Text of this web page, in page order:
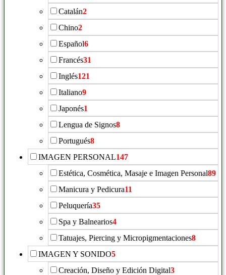
Catalán2
Chino2
Español6
Francés31
Inglés121
Italiano9
Japonés1
Lengua de Signos8
Portugués8
IMAGEN PERSONAL147
Estética, Cosmética, Masaje e Imagen Personal89
Manicura y Pedicura11
Peluquería35
Spa y Balnearios4
Tatuajes, Piercing y Micropigmentaciones8
IMAGEN Y SONIDO5
Creación, Diseño y Edición Digital3